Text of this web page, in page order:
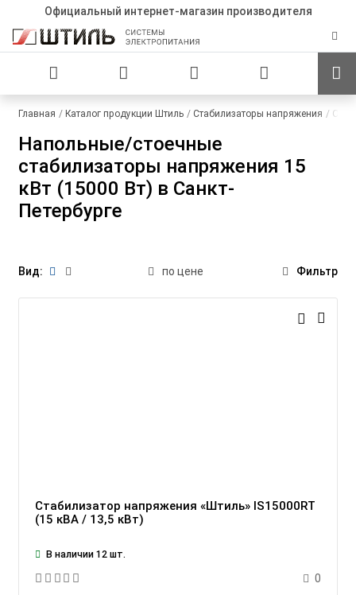
Официальный интернет-магазин производителя
Главная Каталог продукции Штиль Стабилизаторы напряжения
Напольные/стоечные
стабилизаторы напряжения 15
кВт (15000 Вт) в Санкт-
Петербурге
Вид: по цене Фильтр
Стабилизатор напряжения «Штиль» IS15000RT
(15 кВА / 13,5 кВт)
В наличии 12 шт.
0